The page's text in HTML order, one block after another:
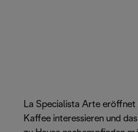
La Specialista Arte
Kaffee interessieren und